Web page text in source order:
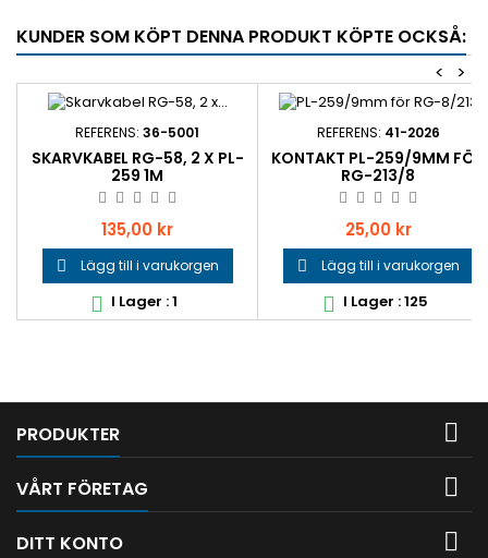
KUNDER SOM KÖPT DENNA PRODUKT KÖPTE OCKSÅ:
>
<
REFERENS: 36-5001
SKARVKABEL RG-58, 2 X PL-
259 1M
Pris
135,00 kr
 Lägg till i varukorgen
 I Lager : 1
REFERENS: 41-2026
KONTAKT PL-259/9MM FÖR
RG-213/8
Pris
25,00 kr
 Lägg till i varukorgen
 I Lager : 125
PRODUKTER 
VÅRT FÖRETAG 
DITT KONTO 